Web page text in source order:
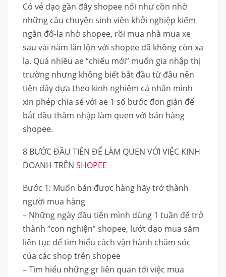
Có vẻ dạo gần đây shopee nổi như cồn nhờ
những câu chuyện sinh viên khởi nghiệp kiếm
ngàn đô-la nhờ shopee, rồi mua nhà mua xe
sau vài năm lăn lộn với shopee đã không còn xa
lạ. Quá nhiều ae “chiếu mới” muốn gia nhập thị
trường nhưng không biết bắt đầu từ đâu nên
tiện đây dựa theo kinh nghiệm cá nhân mình
xin phép chia sẻ với ae 1 số bước đơn giản để
bắt đầu thâm nhập làm quen với bán hàng
shopee.
8 BƯỚC ĐẦU TIÊN ĐỂ LÀM QUEN VỚI VIỆC KINH
DOANH TRÊN SHOPEE
Bước 1: Muốn bán được hàng hãy trở thành
người mua hàng
– Những ngày đầu tiên mình dùng 1 tuần để trở
thành “con nghiện” shopee, lướt dạo mua sắm
liên tục để tìm hiểu cách vận hành chăm sóc
của các shop trên shopee
– Tìm hiểu những gr liên quan tới việc mua